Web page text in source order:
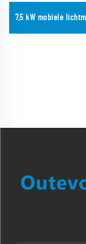
7,5 kW mobiele